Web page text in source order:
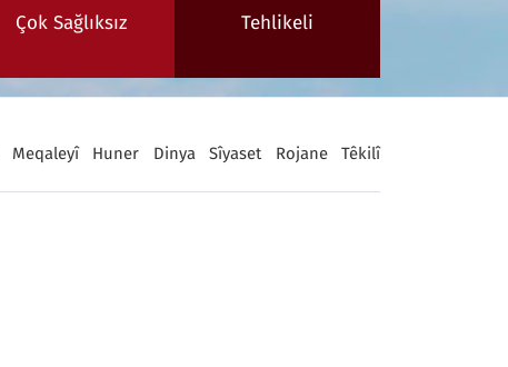
Çok Sağlıksız Tehlikeli
Meqaleyî Huner Dinya Sîyaset Rojane Têkilî